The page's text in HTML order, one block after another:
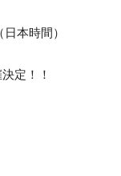
本時間）
定！！